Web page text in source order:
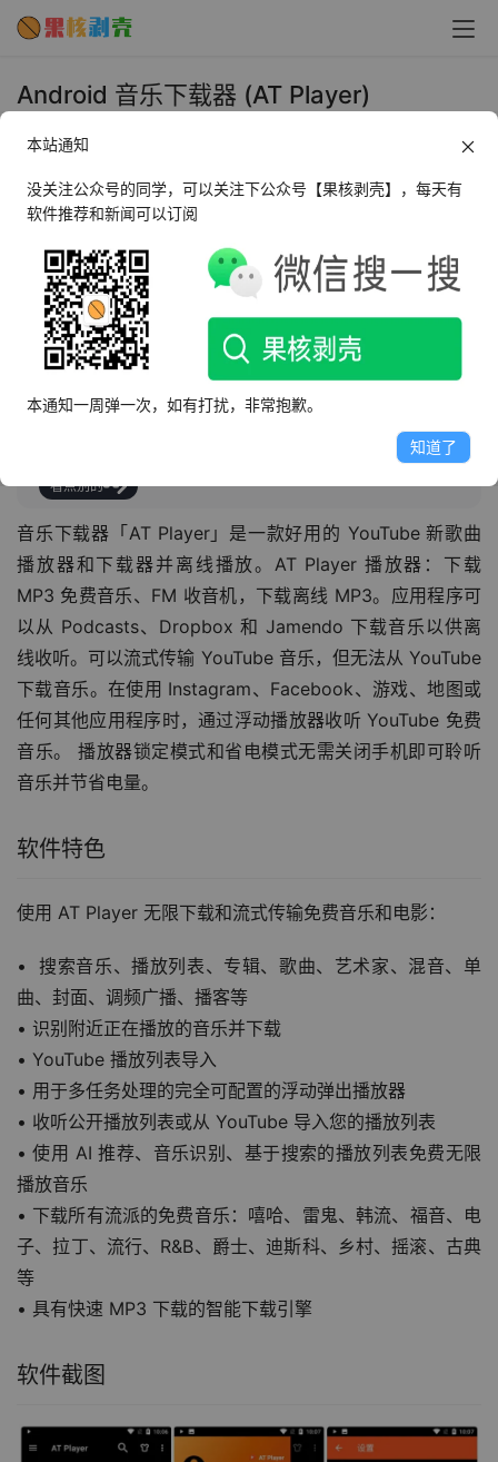
Android 音乐下载器 (AT Player)
2026年1月14日 下午5:37 上传下载
AI摘要
此内容由AI根据文章内容自动生成，并已由人工审核
AT Player是一款功能强大的音乐下载器和播放器，支持从
YouTube、Podcasts、Dropbox和Jamendo等平台下载
MP3音乐以供离线收听。特色包括智能搜索、音乐识别、
多任务浮动播放、省电模式等，覆盖各种音乐流派。
看点别的
音乐下载器「AT Player」是一款好用的 YouTube 新歌曲
播放器和下载器并离线播放。AT Player 播放器：下载
MP3 免费音乐、FM 收音机，下载离线 MP3。应用程序可
以从 Podcasts、Dropbox 和 Jamendo 下载音乐以供离
线收听。可以流式传输 YouTube 音乐，但无法从 YouTube
下载音乐。在使用 Instagram、Facebook、游戏、地图或
任何其他应用程序时，通过浮动播放器收听 YouTube 免费
音乐。 播放器锁定模式和省电模式无需关闭手机即可聆听
音乐并节省电量。
软件特色
使用 AT Player 无限下载和流式传输免费音乐和电影：
•  搜索音乐、播放列表、专辑、歌曲、艺术家、混音、单
曲、封面、调频广播、播客等
• 识别附近正在播放的音乐并下载
• YouTube 播放列表导入
• 用于多任务处理的完全可配置的浮动弹出播放器
• 收听公开播放列表或从 YouTube 导入您的播放列表
• 使用 AI 推荐、音乐识别、基于搜索的播放列表免费无限
播放音乐
• 下载所有流派的免费音乐：嘻哈、雷鬼、韩流、福音、电
子、拉丁、流行、R&B、爵士、迪斯科、乡村、摇滚、古典
等
• 具有快速 MP3 下载的智能下载引擎
软件截图
本站通知
没关注公众号的同学，可以关注下公众号【果核剥壳】，每天有
软件推荐和新闻可以订阅
本通知一周弹一次，如有打扰，非常抱歉。
知道了